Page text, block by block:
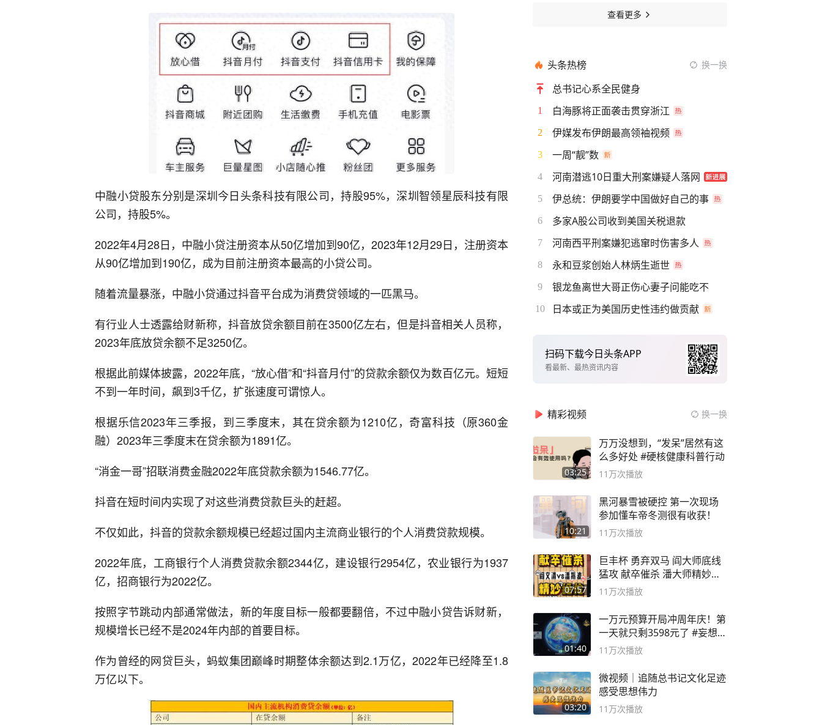
中融小贷股东分别是深圳今日头条科技有限公司，持股95%，深圳智领星辰科技有限
公司，持股5%。
2022年4月28日，中融小贷注册资本从50亿增加到90亿，2023年12月29日，注册资本
从90亿增加到190亿，成为目前注册资本最高的小贷公司。
随着流量暴涨，中融小贷通过抖音平台成为消费贷领域的一匹黑马。
有行业人士透露给财新称，抖音放贷余额目前在3500亿左右，但是抖音相关人员称，
2023年底放贷余额不足3250亿。
根据此前媒体披露，2022年底，“放心借”和“抖音月付”的贷款余额仅为数百亿元。短短
不到一年时间，飙到3千亿，扩张速度可谓惊人。
根据乐信2023年三季报，到三季度末，其在贷余额为1210亿，奇富科技（原360金
融）2023年三季度末在贷余额为1891亿。
“消金一哥”招联消费金融2022年底贷款余额为1546.77亿。
抖音在短时间内实现了对这些消费贷款巨头的赶超。
不仅如此，抖音的贷款余额规模已经超过国内主流商业银行的个人消费贷款规模。
2022年底，工商银行个人消费贷款余额2344亿，建设银行2954亿，农业银行为1937
亿，招商银行为2022亿。
按照字节跳动内部通常做法，新的年度目标一般都要翻倍，不过中融小贷告诉财新，
规模增长已经不是2024年内部的首要目标。
作为曾经的网贷巨头，蚂蚁集团巅峰时期整体余额达到2.1万亿，2022年已经降至1.8
万亿以下。
查看更多
头条热榜 换一换
总书记心系全民健身
1 白海豚将正面袭击贯穿浙江
2 伊媒发布伊朗最高领袖视频
3 一周“靓”数
4 河南潜逃10日重大刑案嫌疑人落网
5 伊总统：伊朗要学中国做好自己的事
6 多家A股公司收到美国关税退款
7 河南西平刑案嫌犯逃窜时伤害多人
8 永和豆浆创始人林炳生逝世
9 银龙鱼离世大哥正伤心妻子问能吃不
10 日本或正为美国历史性违约做贡献
扫码下载今日头条APP
看最新、最热资讯内容
精彩视频 换一换
03:25
万万没想到，“发呆”居然有这
么多好处 #硬核健康科普行动
11万次播放
10:21
黑河暴雪被硬控 第一次现场
参加懂车帝冬测很有收获！
11万次播放
07:57
巨丰杯 勇弃双马 阎大师底线
猛攻 献卒催杀 潘大师精妙入
局
11万次播放
01:40
一万元预算开局冲周年庆！第
一天就只剩3598元了 #妄想山
海
11万次播放
03:20
微视频｜追随总书记文化足迹
感受思想伟力
11万次播放